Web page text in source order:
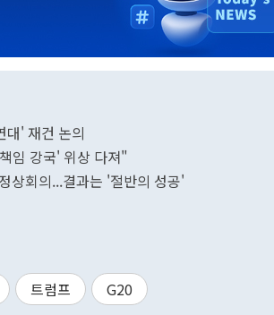
' 재건 논의
임 강국' 위상 다져"
상회의...결과는 '절반의 성공'
트럼프 G20